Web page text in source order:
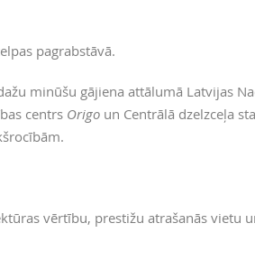
pagrabstāvā.
minūšu gājiena attālumā Latvijas
centrs Origo un Centrālā dzelzceļa
vērtību, prestižu atrašanās vietu